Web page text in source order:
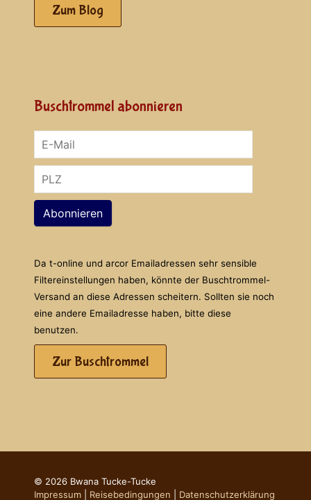
Zum Blog
Buschtrommel abonnieren
Abonnieren
Da t-online und arcor Emailadressen sehr sensible
Filtereinstellungen haben, könnte der Buschtrommel-
Versand an diese Adressen scheitern. Sollten sie noch
eine andere Emailadresse haben, bitte diese
benutzen.
Zur Buschtrommel
© 2026 Bwana Tucke-Tucke
Impressum
Reisebedingungen Datenschutzerklärung